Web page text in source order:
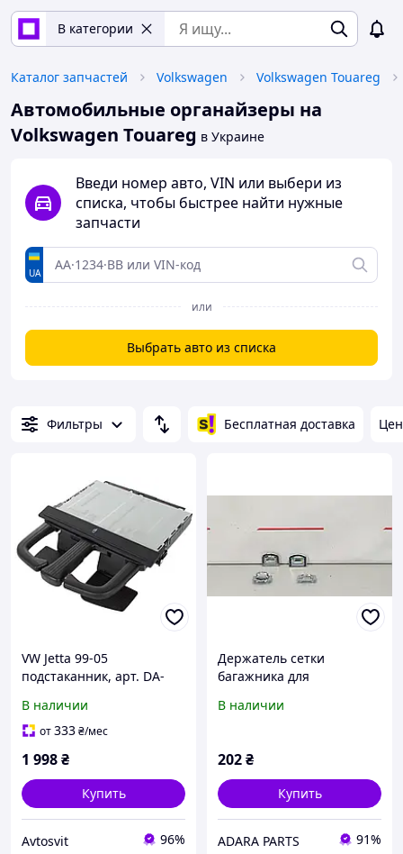
В категории
Каталог запчастей Volkswagen Volkswagen Touareg
Автомобильные органайзеры на
Volkswagen Touareg в Украине
Введи номер авто, VIN или выбери из
списка, чтобы быстрее найти нужные
запчасти
UA
или
Выбрать авто из списка
Фильтры Бесплатная доставка
VW Jetta 99-05
подстаканник, арт. DA-
В наличии
от333₴/мес
1 998₴
Купить
Avtosvit 96%
Держатель сетки
багажника для
2014 (7P 2nd gen)
В наличии
202₴
Купить
ADARA PARTS 91%